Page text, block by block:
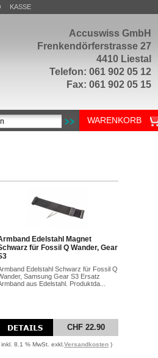
Accuswiss GmbH
Frenkendörferstrasse 27
4410 Liestal
Telefon: 061 902 05 12
Fax: 061 902 05 15
KASSE
WARENKORB
Edelstahl Magnet
für Fossil Q Wander, Gear
Edelstahl Schwarz für Fossil Q
Samsung Gear S3 Ersatz
aus Edelstahl. Produktda...
CHF 22.90
inkl. 8.1 % MwSt. exkl. Versandkosten )